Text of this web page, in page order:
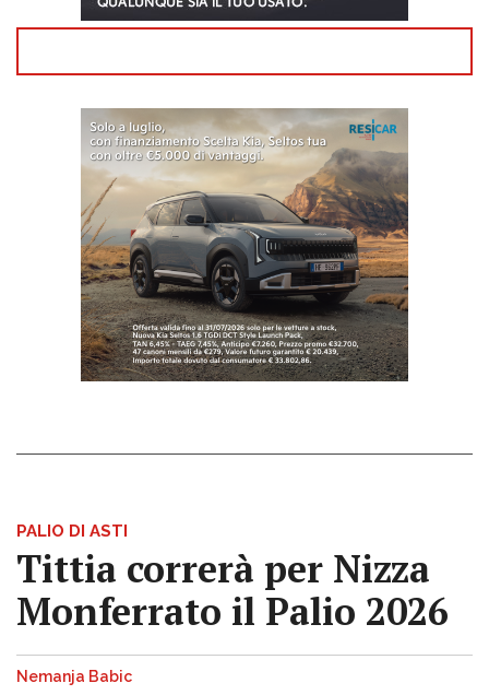
PALIO DI ASTI
Tittia correrà per Nizza
Monferrato il Palio 2026
Nemanja Babic